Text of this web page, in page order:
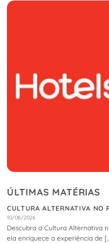
ÚLTIMAS MATÉRIAS
CULTURA ALTERNATIVA NO
10/08/2026
Descubra a Cultura Alternativa
ela enriquece a experiência de